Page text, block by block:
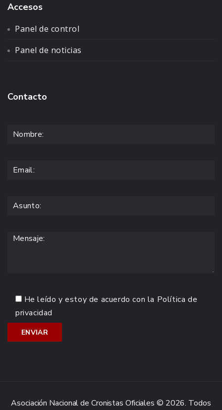
Accesos
Panel de control
Panel de noticias
Contacto
He leído y estoy de acuerdo con la Política de
privacidad
Asociación Nacional de Cronistas Oficiales © 2026. Todos